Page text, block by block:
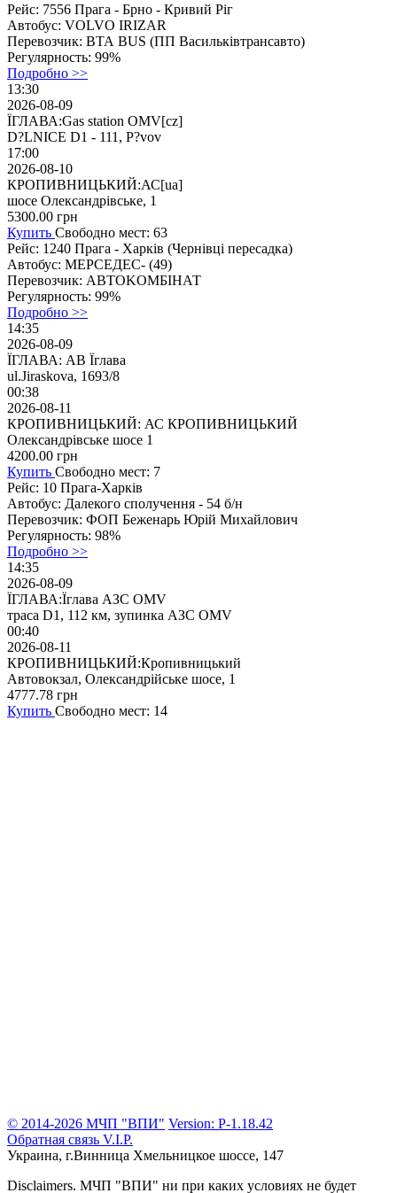
Рейс: 7556 Прага - Брно - Кривий Ріг
Автобус: VOLVO IRIZAR
Перевозчик: ВТА BUS (ПП Васильківтрансавто)
Регулярность: 99%
Подробно >>
13:30
2026-08-09
ЇГЛАВА:Gas station OMV[cz]
D?LNICE D1 - 111, P?vov
17:00
2026-08-10
КРОПИВНИЦЬКИЙ:АС[ua]
шосе Олександрівське, 1
5300.00 грн
Купить Свободно мест: 63
Рейс: 1240 Прага - Харків (Чернiвцi пeресaдка)
Автобус: МЕРСЕДЕС- (49)
Перевозчик: ABTOKOMБIНАТ
Регулярность: 99%
Подробно >>
14:35
2026-08-09
ЇГЛАВА: АВ Їглава
ul.Jiraskova, 1693/8
00:38
2026-08-11
КРОПИВНИЦЬКИЙ: АС КРОПИВНИЦЬКИЙ
Олександрівське шосе 1
4200.00 грн
Купить Свободно мест: 7
Рейс: 10 Прага-Харків
Автобус: Далекого сполучення - 54 б/н
Перевозчик: ФОП Беженарь Юрій Михайлович
Регулярность: 98%
Подробно >>
14:35
2026-08-09
ЇГЛАВА:Їглава АЗС OMV
траса D1, 112 км, зупинка АЗС OMV
00:40
2026-08-11
КРОПИВНИЦЬКИЙ:Кропивницький
Автовокзал, Олександрійське шосе, 1
4777.78 грн
Купить Свободно мест: 14
© 2014-2026 МЧП "ВПИ" Version: P-1.18.42
Обратная связь V.I.P.
Украина, г.Винница Хмельницкое шоссе, 147
Disclaimers. МЧП "ВПИ" ни при каких условиях не будет